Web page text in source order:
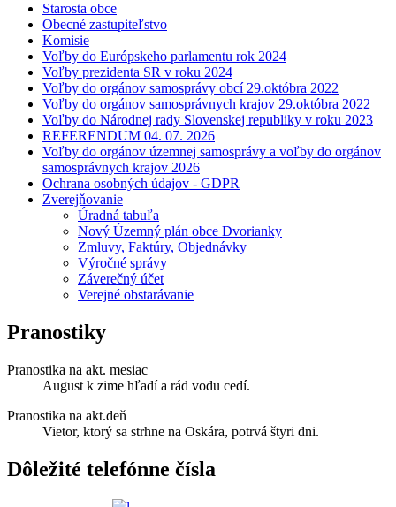
Starosta obce
Obecné zastupiteľstvo
Komisie
Voľby do Európskeho parlamentu rok 2024
Voľby prezidenta SR v roku 2024
Voľby do orgánov samosprávy obcí 29.októbra 2022
Voľby do orgánov samosprávnych krajov 29.októbra 2022
Voľby do Národnej rady Slovenskej republiky v roku 2023
REFERENDUM 04. 07. 2026
Voľby do orgánov územnej samosprávy a voľby do orgánov
samosprávnych krajov 2026
Ochrana osobných údajov - GDPR
Zverejňovanie
Úradná tabuľa
Nový Územný plán obce Dvorianky
Zmluvy, Faktúry, Objednávky
Výročné správy
Záverečný účet
Verejné obstarávanie
Pranostiky
Pranostika na akt. mesiac
August k zime hľadí a rád vodu cedí.
Pranostika na akt.deň
Vietor, ktorý sa strhne na Oskára, potrvá štyri dni.
Dôležité telefónne čísla